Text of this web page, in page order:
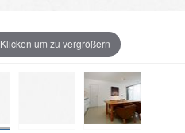
Klicken um zu vergrößern